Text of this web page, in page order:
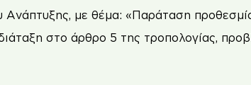
Ανάπτυξης, με θέμα: «Παράταση
στο άρθρο 5 της τροπολογίας,